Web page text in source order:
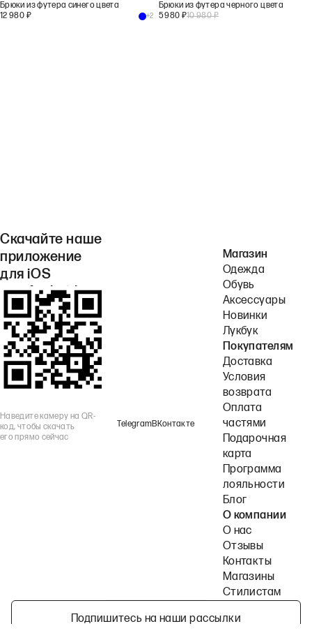
Брюки из футера синего цвета
12 980 ₽ +2
Брюки из футера черного цвета
5 980 ₽10 980₽
Скачайте наше
приложение
для iOS
или Android.
Наведите камеру на QR-
код, чтобы скачать
его прямо сейчас
TelegramВКонтакте
Магазин
Одежда
Обувь
Аксессуары
Новинки
Лукбук
Покупателям
Доставка
Условия
возврата
Оплата
частями
Подарочная
карта
Программа
лояльности
Блог
О компании
О нас
Отзывы
Контакты
Магазины
Стилистам
Подпишитесь на наши рассылки